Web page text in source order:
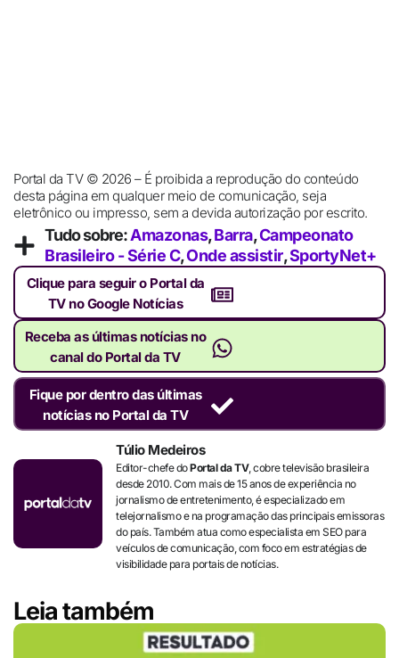
Portal da TV © 2026 – É proibida a reprodução do conteúdo
desta página em qualquer meio de comunicação, seja
eletrônico ou impresso, sem a devida autorização por escrito.
Tudo sobre:Amazonas,Barra,Campeonato
Brasileiro - Série C,Onde assistir,SportyNet+
Clique para seguir o Portal da
TV no Google Notícias
Receba as últimas notícias no
canal do Portal da TV
Fique por dentro das últimas
notícias no Portal da TV
Túlio Medeiros
Editor-chefe doPortal da TV, cobre televisão brasileira
desde 2010. Com mais de 15 anos de experiência no
jornalismo de entretenimento, é especializado em
telejornalismo e na programação das principais emissoras
do país. Também atua como especialista em SEO para
veículos de comunicação, com foco em estratégias de
visibilidade para portais de notícias.
Leia também